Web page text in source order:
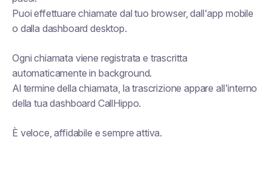
Puoi effettuare chiamate dal tuo browser, dall'app mobile
o dalla dashboard desktop.
Ogni chiamata viene registrata e trascritta
automaticamente in background.
Al termine della chiamata, la trascrizione appare all'interno
della tua dashboard CallHippo.
È veloce, affidabile e sempre attiva.